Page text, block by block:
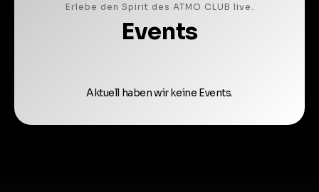
Erlebe den Spirit des ATMO CLUB live.
Events
Aktuell haben wir keine Events.